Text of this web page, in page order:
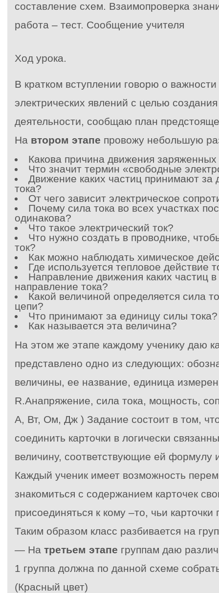
составление схем. Взаимопроверка
работа – тест. Сообщение учителя
Ход урока.
В кратком вступлении говорю о
электрических явлений с целью
деятельности, сообщаю план
На втором этапе провожу небольшую
Какова причина движения заряженных
Что значит термин «свободные
Движение каких частиц принимают за
тока?
От чего зависит электрическое
Почему сила тока во всех участках
одинакова?
Что такое электрический ток?
Что нужно создать в проводнике,
ток?
Как можно наблюдать химическое
Где используется тепловое действие
Направление движения каких частиц
направление тока?
Какой величиной определяется сила
цепи?
Что принимают за единицу силы тока?
Как называется эта величина?
На этом же этапе каждому ученику даю
представлено одно из следующих:
величины, ее название, единица
R.Aнапряжение, сила тока, мощность,
А, Вт, Ом, Дж ) Задание состоит в том,
соединить карточки в логически
величину, соответствующие ей формулу
Каждый ученик имеет возможность
знакомиться с содержанием карточек
присоединяться к кому –то, чьи
Таким образом класс разбивается на
— На третьем этапе группам даю
1 группа должна по данной схеме
(Красный цвет)